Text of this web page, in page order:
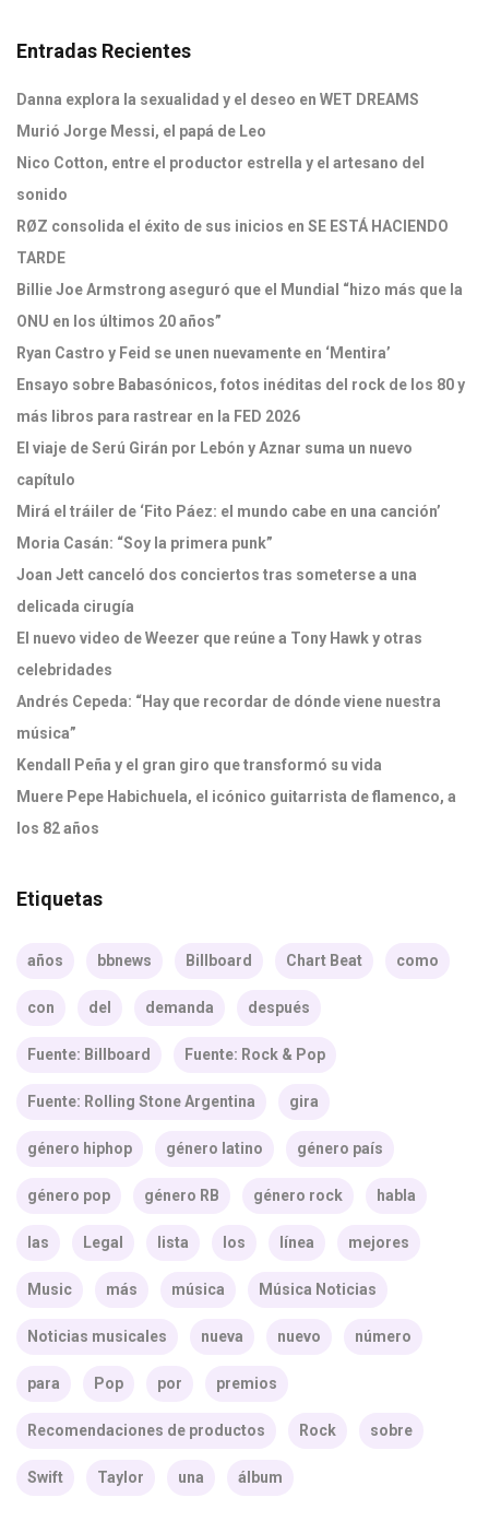
Entradas Recientes
Danna explora la sexualidad y el deseo en WET DREAMS
Murió Jorge Messi, el papá de Leo
Nico Cotton, entre el productor estrella y el artesano del
sonido
RØZ consolida el éxito de sus inicios en SE ESTÁ HACIENDO
TARDE
Billie Joe Armstrong aseguró que el Mundial “hizo más que la
ONU en los últimos 20 años”
Ryan Castro y Feid se unen nuevamente en ‘Mentira’
Ensayo sobre Babasónicos, fotos inéditas del rock de los 80 y
más libros para rastrear en la FED 2026
El viaje de Serú Girán por Lebón y Aznar suma un nuevo
capítulo
Mirá el tráiler de ‘Fito Páez: el mundo cabe en una canción’
Moria Casán: “Soy la primera punk”
Joan Jett canceló dos conciertos tras someterse a una
delicada cirugía
El nuevo video de Weezer que reúne a Tony Hawk y otras
celebridades
Andrés Cepeda: “Hay que recordar de dónde viene nuestra
música”
Kendall Peña y el gran giro que transformó su vida
Muere Pepe Habichuela, el icónico guitarrista de flamenco, a
los 82 años
Etiquetas
años bbnews Billboard Chart Beat como
con del demanda después
Fuente: Billboard Fuente: Rock & Pop
Fuente: Rolling Stone Argentina gira
género hiphop género latino género país
género pop género RB género rock habla
las Legal lista los línea mejores
Music más música Música Noticias
Noticias musicales nueva nuevo número
para Pop por premios
Recomendaciones de productos Rock sobre
Swift Taylor una álbum